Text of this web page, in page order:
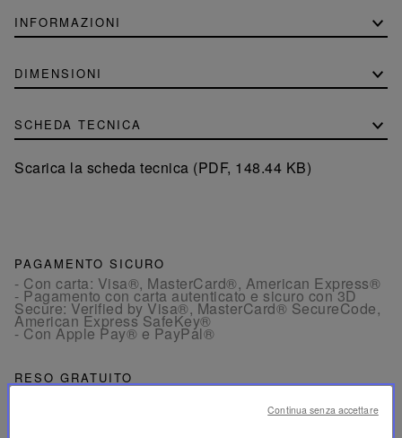
INFORMAZIONI
DIMENSIONI
SCHEDA TECNICA
Scarica la scheda tecnica (PDF, 148.44 KB)
PAGAMENTO SICURO
- Con carta: Visa®, MasterCard®, American Express®
- Pagamento con carta autenticato e sicuro con 3D
Secure: Verified by Visa®, MasterCard® SecureCode,
American Express SafeKey®
- Con Apple Pay® e PayPal®
RESO GRATUITO
Continua senza accettare